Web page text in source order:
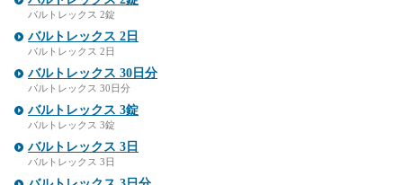
バルトレックス 2錠
バルトレックス 2日
バルトレックス 2日
バルトレックス 30日分
バルトレックス 30日分
バルトレックス 3錠
バルトレックス 3錠
バルトレックス 3日
バルトレックス 3日